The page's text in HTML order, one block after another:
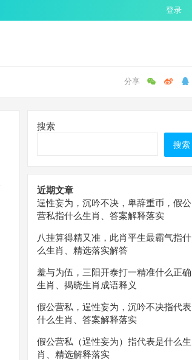
登录
搜索
搜索
近期文章
逞性妄为，沉吟不决，卑辞重币，假公
营私指什么生肖、答案解释落实
八挂算得精又准，此肖平生最霸气指什
么生肖、精选落实解答
羞与为伍，三阳开泰打一精准什么正确
生肖、揭晓生肖成语释义
假公营私，逞性妄为，沉吟不决指代表
什么生肖、答案解释落实
假公营私（逞性妄为）指代表是什么生
肖、精选解释落实